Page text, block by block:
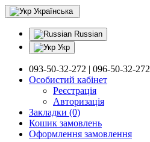
Українська
Russian
Укр
093-50-32-272 | 096-50-32-272
Особистий кабінет
Реєстрація
Авторизація
Закладки (0)
Кошик замовлень
Оформлення замовлення